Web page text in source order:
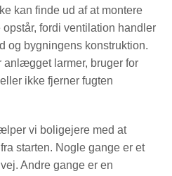
kan finde ud af at montere
fordi ventilation handler
og bygningens konstruktion.
larmer, bruger for
ikke fjerner fugten
vi boligejere med at
starten. Nogle gange er et
Andre gange er en